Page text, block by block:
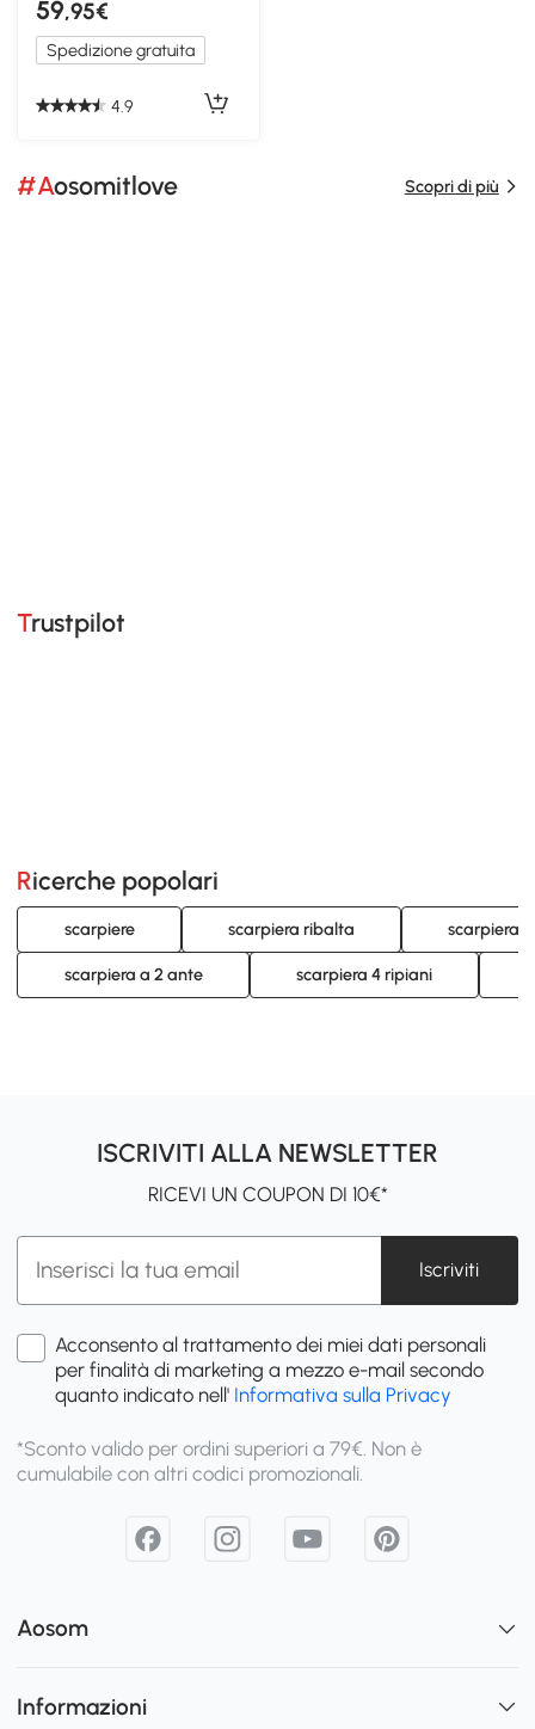
59,95€
Spedizione gratuita
4.9
#Aosomitlove Scopri di più
Trustpilot
Ricerche popolari
scarpiere scarpiera ribalta scarpiera
scarpiera a 2 ante scarpiera 4 ripiani
ISCRIVITI ALLA NEWSLETTER
RICEVI UN COUPON DI 10€*
Iscriviti
Acconsento al trattamento dei miei dati personali
per finalità di marketing a mezzo e-mail secondo
quanto indicato nell' Informativa sulla Privacy
*Sconto valido per ordini superiori a 79€. Non è
cumulabile con altri codici promozionali.
Aosom
Informazioni